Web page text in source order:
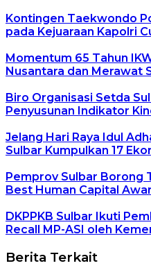
Kontingen Taekwondo
pada Kejuaraan Kapolri
Momentum 65 Tahun
Nusantara dan Merawat
Biro Organisasi Setda
Penyusunan Indikator
Jelang Hari Raya Idul
Sulbar Kumpulkan 17
Pemprov Sulbar Borong
Best Human Capital
DKPPKB Sulbar Ikuti
Recall MP-ASI oleh
Berita Terkait